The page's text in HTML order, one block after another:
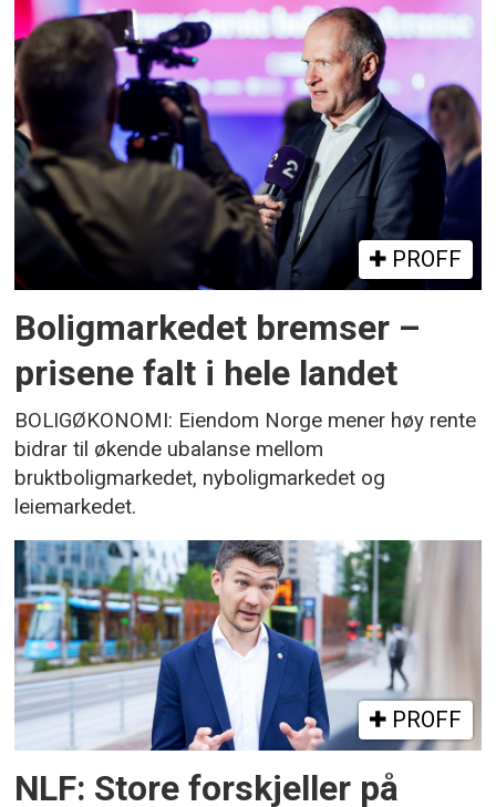
PROFF
Boligmarkedet bremser –
prisene falt i hele landet
BOLIGØKONOMI: Eiendom Norge mener høy rente
bidrar til økende ubalanse mellom
bruktboligmarkedet, nyboligmarkedet og
leiemarkedet.
PROFF
NLF: Store forskjeller på